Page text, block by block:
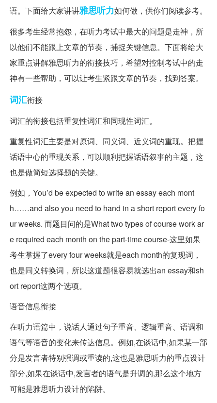
语。下面给大家讲讲雅思听力如何做，供你们阅读参考。
很多考生经常抱怨，在听力考试中最大的问题是走神，所
以他们不能跟上文章的节奏，捕捉关键信息。下面将给大
家重点讲解雅思听力的衔接技巧，希望对控制考试中的走
神有一些帮助，可以让考生紧跟文章的节奏，找到答案。
词汇衔接
词汇的衔接包括重复性词汇和同现性词汇。
重复性词汇主要是对原词、同义词、近义词的重现。把握
话语中心的重现关系，可以顺利把握话语叙事的主题，这
也是做简短选择题的关键。
例如，You’d be expected to write an essay each mont
h……and also you need to hand in a short report every fo
ur weeks. 而题目问的是What two types of course work ar
e required each month on the part-time course-这里如果
考生掌握了every four weeks就是each month的复现词，
也是同义转换词，所以这道题很容易就选出an essay和sh
ort report这两个选项。
语音信息衔接
在听力语篇中，说话人通过句子重音、逻辑重音、语调和
语气等语音的变化来传达信息。例如,在谈话中,如果某一部
分是发言者特别强调或重读的,这也是雅思听力的重点设计
部分,如果在谈话中,发言者的语气是升调的,那么这个地方
可能是雅思听力设计的陷阱。